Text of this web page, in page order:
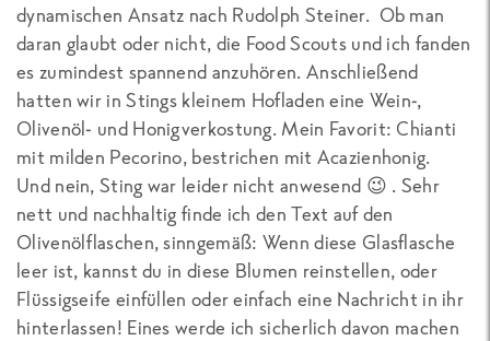
dynamischen Ansatz nach Rudolph Steiner. Ob man
daran glaubt oder nicht, die Food Scouts und ich fanden
es zumindest spannend anzuhören. Anschließend
hatten wir in Stings kleinem Hofladen eine Wein-,
Olivenöl- und Honigverkostung. Mein Favorit: Chianti
mit milden Pecorino, bestrichen mit Acazienhonig.
Und nein, Sting war leider nicht anwesend 😉 . Sehr
nett und nachhaltig finde ich den Text auf den
Olivenölflaschen, sinngemäß: Wenn diese Glasflasche
leer ist, kannst du in diese Blumen reinstellen, oder
Flüssigseife einfüllen oder einfach eine Nachricht in ihr
hinterlassen! Eines werde ich sicherlich davon machen